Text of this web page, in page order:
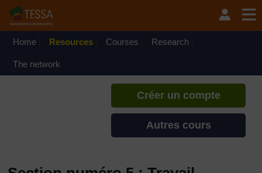
Home Resources Courses Research
The network
Si vous créez un compte, vous
pouvez établir un profil
Créer un compte
Autres cours